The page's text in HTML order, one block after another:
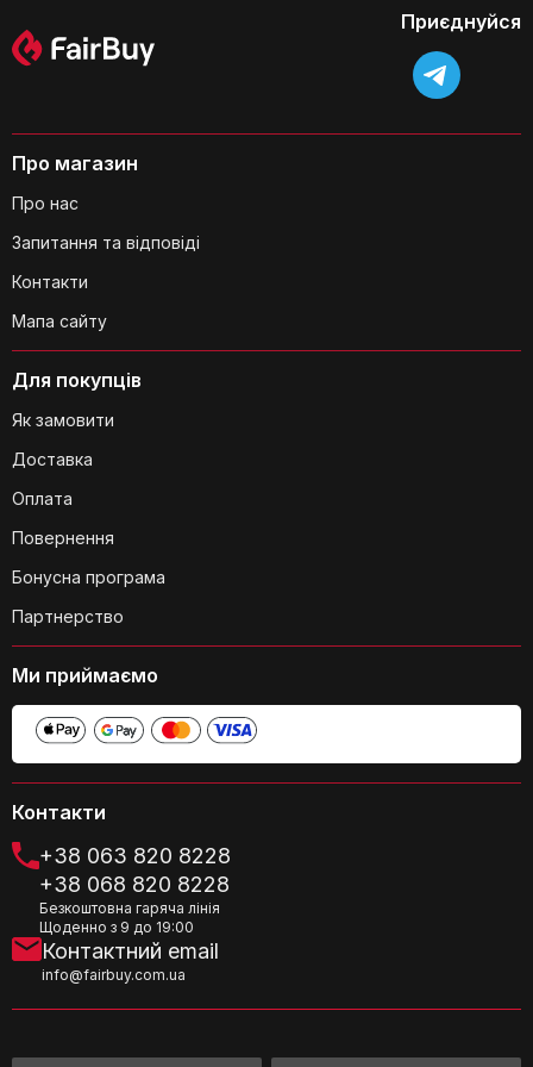
Чи підходять млини для інших спецій,
Чи довговічні керамічні механізми?
Чи підходять млини для
використання в ресторанах або кафе?
Чи підходять млини для людей з
Контакти
+38 063 820 8228
+38 068 820 8228
Безкоштовна гаряча лінія
Щоденно з 9 до 19:00
Контактний email
info@fairbuy.com.ua
Для покупців
Як замовити
Доставка
Оплата
Повернення
Бонусна програма
Партнерство
Про магазин
Про нас
Запитання та відповіді
Контакти
Мапа сайту
Приєднуйся
Ми приймаємо